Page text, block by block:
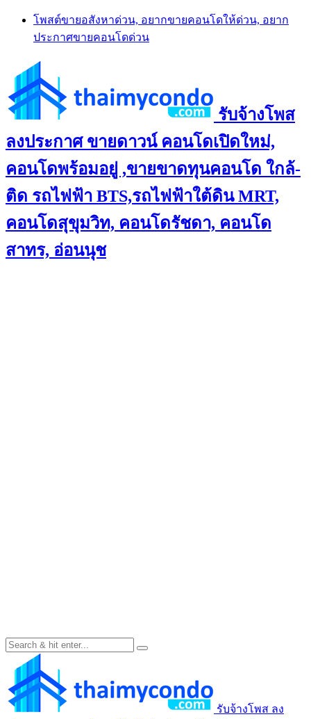
Skip
content
โพสต์ขายอสังหาด่วน, อยากขายคอนโดให้ด่วน, อยาก
ประกาศขายคอนโดด่วน
รับจ้างโพส
ลงประกาศ ขายดาวน์ คอนโดเปิดใหม่,
คอนโดพร้อมอยู่ ,ขายขาดทุนคอนโด ใกล้-
ติด รถไฟฟ้า BTS,รถไฟฟ้าใต้ดิน MRT,
คอนโดสุขุมวิท, คอนโดรัชดา, คอนโด
สาทร, อ่อนนุช
รับจ้างโพส ลง